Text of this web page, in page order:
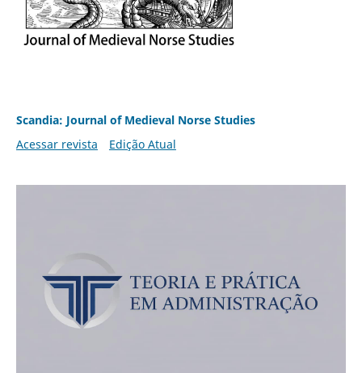
Scandia: Journal of Medieval Norse Studies
Acessar revista
Edição Atual